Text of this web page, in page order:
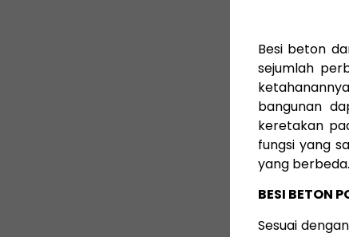
Besi beton
sejumlah
bangunan
keretakan
fungsi yang
yang
BESI BETON
Sesuai